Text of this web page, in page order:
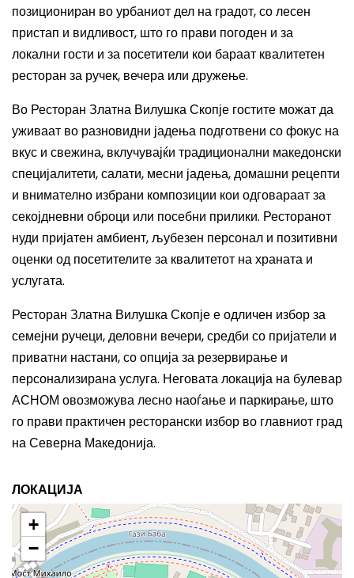
позициониран во урбаниот дел на градот, со лесен
пристап и видливост, што го прави погоден и за
локални гости и за посетители кои бараат квалитетен
ресторан за ручек, вечера или дружење.
Во Ресторан Златна Вилушка Скопје гостите можат да
уживаат во разновидни јадења подготвени со фокус на
вкус и свежина, вклучувајќи традиционални македонски
специјалитети, салати, месни јадења, домашни рецепти
и внимателно избрани композиции кои одговараат за
секојдневни оброци или посебни прилики. Ресторанот
нуди пријатен амбиент, љубезен персонал и позитивни
оценки од посетителите за квалитетот на храната и
услугата.
Ресторан Златна Вилушка Скопје е одличен избор за
семејни ручеци, деловни вечери, средби со пријатели и
приватни настани, со опција за резервирање и
персонализирана услуга. Неговата локација на булевар
АСНОМ овозможува лесно наоѓање и паркирање, што
го прави практичен ресторански избор во главниот град
на Северна Македонија.
ЛОКАЦИЈА
+
−